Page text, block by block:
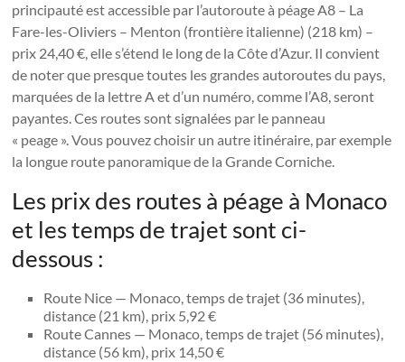
principauté est accessible par l’autoroute à péage A8 – La
Fare-les-Oliviers – Menton (frontière italienne) (218 km) –
prix 24,40 €, elle s’étend le long de la Côte d’Azur. Il convient
de noter que presque toutes les grandes autoroutes du pays,
marquées de la lettre A et d’un numéro, comme l’A8, seront
payantes. Ces routes sont signalées par le panneau
« peage ». Vous pouvez choisir un autre itinéraire, par exemple
la longue route panoramique de la Grande Corniche.
Les prix des routes à péage à Monaco
et les temps de trajet sont ci-
dessous :
Route Nice — Monaco, temps de trajet (36 minutes),
distance (21 km), prix 5,92 €
Route Cannes — Monaco, temps de trajet (56 minutes),
distance (56 km), prix 14,50 €